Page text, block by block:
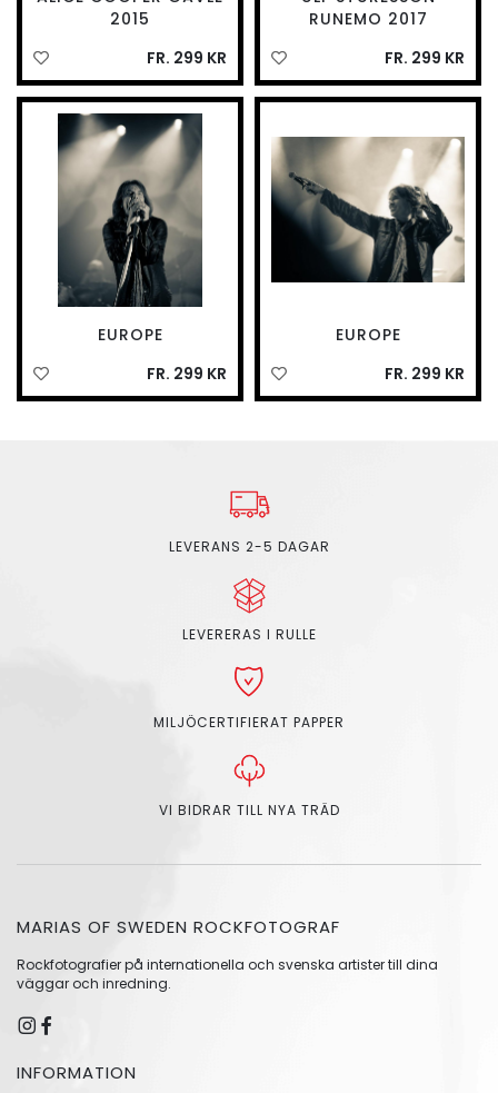
2015
FR. 299 KR
RUNEMO 2017
FR. 299 KR
EUROPE
FR. 299 KR
EUROPE
FR. 299 KR
LEVERANS 2-5 DAGAR
LEVERERAS I RULLE
MILJÖCERTIFIERAT PAPPER
VI BIDRAR TILL NYA TRÄD
MARIAS OF SWEDEN ROCKFOTOGRAF
Rockfotografier på internationella och svenska artister till dina
väggar och inredning.
INFORMATION